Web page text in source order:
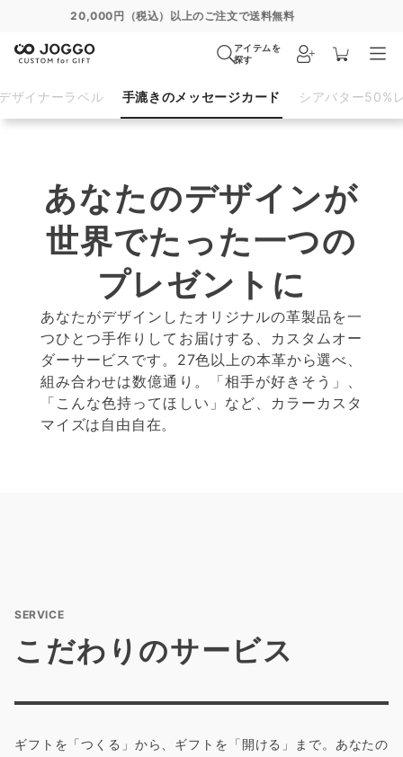
通常便 8/27 特急便 8/21 超特急便
アイテムを
探す
ザイナーラベル 手漉きのメッセージカード シアバター50%
あなたのデザインが
世界でたった一つの
プレゼントに
あなたがデザインしたオリジナルの革製品を一
つひとつ手作りしてお届けする、カスタムオー
ダーサービスです。27色以上の本革から選べ、
組み合わせは数億通り。「相手が好きそう」、
「こんな色持ってほしい」など、カラーカスタ
マイズは自由自在。
SERVICE
こだわりのサービス
ギフトを「つくる」から、ギフトを「開ける」まで。あなたの